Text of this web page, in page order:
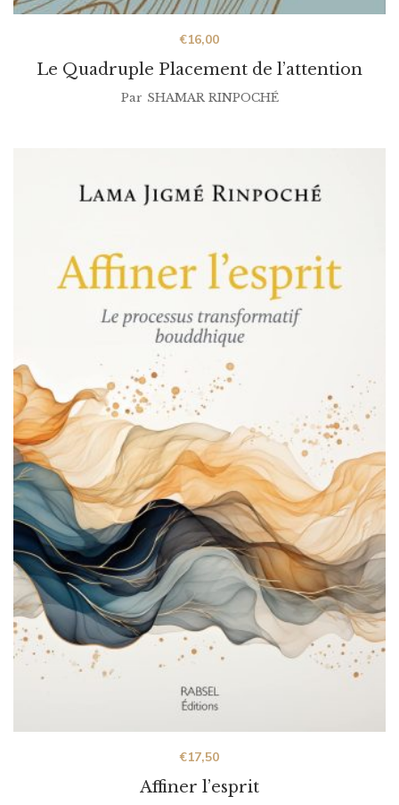
Le Quadruple Placement de l’attention
€16,00
Par SHAMAR RINPOCHÉ
Affiner l’esprit
€17,50